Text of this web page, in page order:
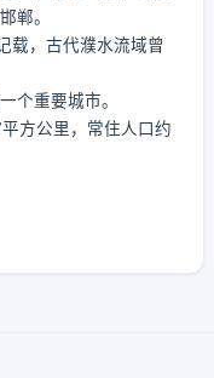
郸。
载，古代濮水流域曾
个重要城市。
方公里，常住人口约